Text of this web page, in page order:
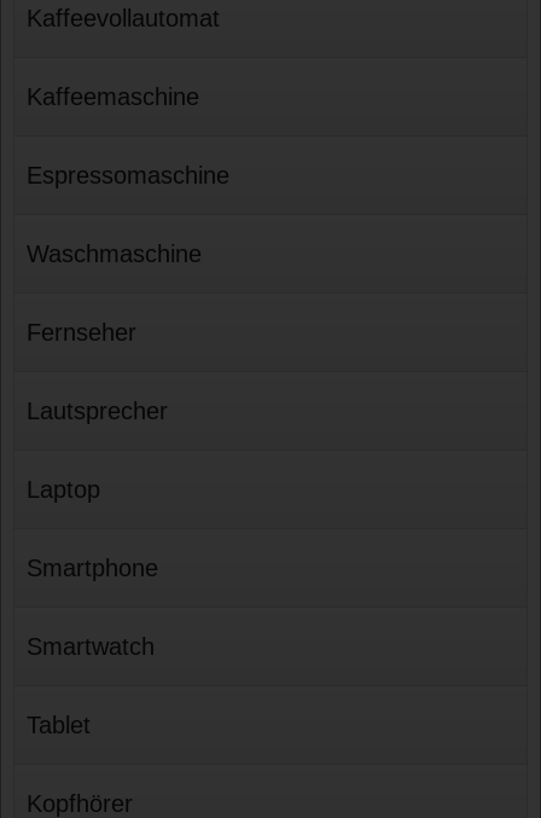
Kaffeevollautomat
Kaffeemaschine
Espressomaschine
Waschmaschine
Fernseher
Lautsprecher
Laptop
Smartphone
Smartwatch
Tablet
Kopfhörer